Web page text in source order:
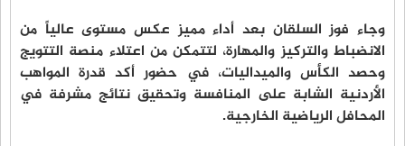
وجاء فوز السلقان بعد أداء مميز عكس مستوى عالياً من
الانضباط والتركيز والمهارة، لتتمكن من اعتلاء منصة التتويج
وحصد الكأس والميداليات، في حضور أكد قدرة المواهب
الأردنية الشابة على المنافسة وتحقيق نتائج مشرفة في
المحافل الرياضية الخارجية.